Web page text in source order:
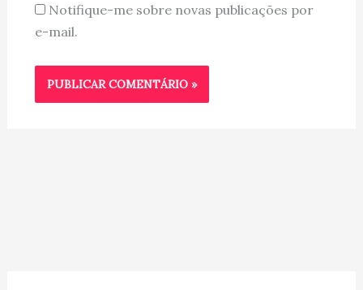
Notifique-me sobre novas publicações por
e-mail.